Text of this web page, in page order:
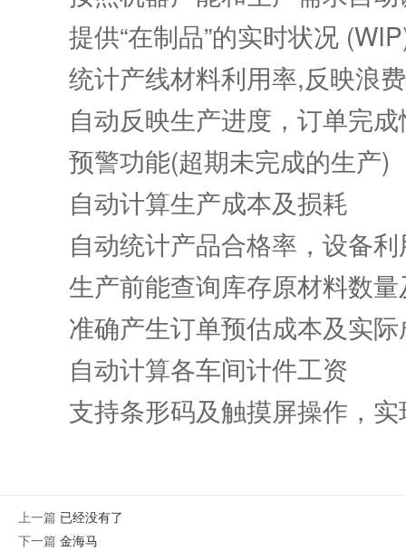
提供“在制品”的实时状况
统计产线材料利用率,反映浪
自动反映生产进度，订单完成
预警功能(超期未完成的生产)
自动计算生产成本及损耗
自动统计产品合格率，设备利
生产前能查询库存原材料数量
准确产生订单预估成本及实际
自动计算各车间计件工资
支持条形码及触摸屏操作，实
上一篇 已经没有了
下一篇 金海马